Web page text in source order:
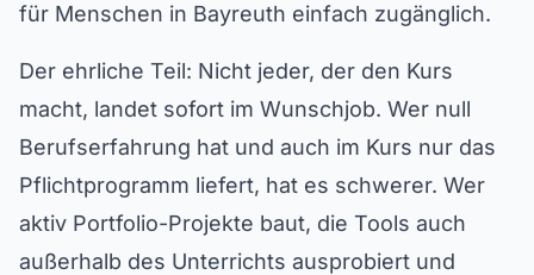
für Menschen in Bayreuth einfach zugänglich.
Der ehrliche Teil: Nicht jeder, der den Kurs
macht, landet sofort im Wunschjob. Wer null
Berufserfahrung hat und auch im Kurs nur das
Pflichtprogramm liefert, hat es schwerer. Wer
aktiv Portfolio-Projekte baut, die Tools auch
außerhalb des Unterrichts ausprobiert und